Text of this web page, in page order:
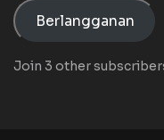
Berlangganan
Join 3 other